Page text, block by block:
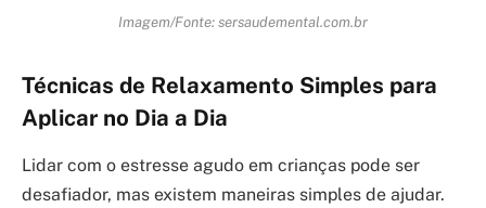
Imagem/Fonte: sersaudemental.com.br
Técnicas de Relaxamento Simples para
Aplicar no Dia a Dia
Lidar com o estresse agudo em crianças pode ser
desafiador, mas existem maneiras simples de ajudar.